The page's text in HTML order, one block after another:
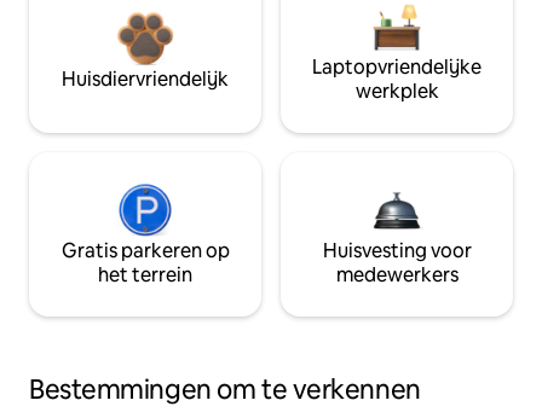
Huisdiervriendelijk
Laptopvriendelijke
werkplek
Gratis parkeren op
het terrein
Huisvesting voor
medewerkers
Bestemmingen om te verkennen